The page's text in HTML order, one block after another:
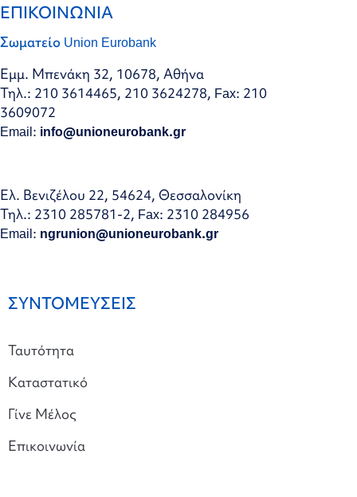
ΕΠΙΚΟΙΝΩΝΙΑ
Σωματείο Union Eurobank
Εμμ. Μπενάκη 32, 10678, Αθήνα
Τηλ.: 210 3614465, 210 3624278, Fax: 210
3609072
Email: info@unioneurobank.gr
Ελ. Βενιζέλου 22, 54624, Θεσσαλονίκη
Τηλ.: 2310 285781-2, Fax: 2310 284956
Email: ngrunion@unioneurobank.gr
ΣΥΝΤΟΜΕΥΣΕΙΣ
Ταυτότητα
Καταστατικό
Γίνε Μέλος
Επικοινωνία